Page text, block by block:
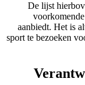
De lijst
aanbiedt. Het is
sport te bezoeken